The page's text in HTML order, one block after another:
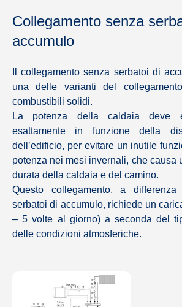
Collegamento senza
accumulo
Il collegamento senza serbatoi di
una delle varianti del
combustibili solidi.
La potenza della caldaia deve
esattamente in funzione della
dell’edificio, per evitare un inutile
potenza nei mesi invernali, che causa
durata della caldaia e del camino.
Questo collegamento, a
serbatoi di accumulo, richiede un
– 5 volte al giorno) a seconda del
delle condizioni atmosferiche.